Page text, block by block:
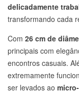
delicadamente
transformando cada
Com 26 cm de
principais com
encontros casuais.
extremamente
ser levados ao